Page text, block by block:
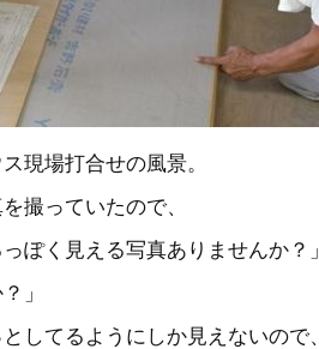
現場打合せの風景。
撮っていたので、
っぽく見える写真ありませんか？
」
としてるようにしか見えないので